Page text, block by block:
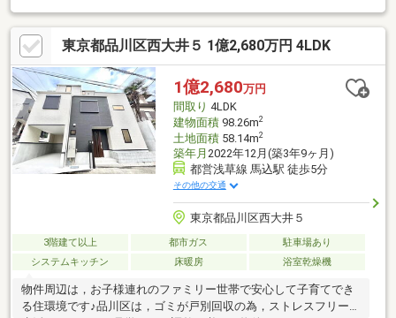
歩１２分■ＬＤＫ約２２．６帖■全居室７帖以上■カースペース有
り ※車種制限有り■建物面積１７０．８９m2／４ＬＤＫ＋Ｓ
（納戸）■土地面積１７１．９１m2■公道接道■前面道路幅員約
４．３m■接道間口約１３．１ｍ■トイレ２箇所■屋根裏収納有り■
１階和室には広縁、２階和室にはアトリエ用スペースがございま
す。
東京都品川区西大井５ 1億2,680万円 4LDK
1億2,680万円
間取り 4LDK
建物面積98.26m2
土地面積58.14m2
築年月 2022年12月(築3年9ヶ月)
都営浅草線 馬込駅 徒歩5分
その他の交通
東京都品川区西大井５
3階建て以上 都市ガス
駐車場あり
システムキッチン
床暖房 浴室乾燥機
物件周辺は，お子様連れのファミリー世帯で安心して子育てでき
る住環境です♪品川区は，ゴミが戸別回収の為，ストレスフリーで